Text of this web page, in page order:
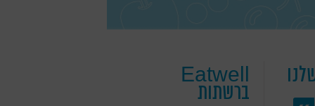
Eatwell
ברשתות